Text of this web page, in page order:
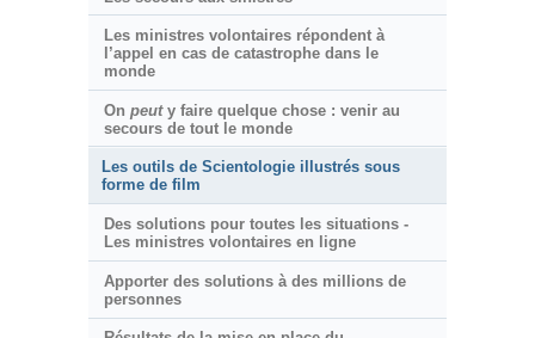
Les ministres volontaires répondent à
l’appel en cas de catastrophe dans le
monde
On peuty faire quelque chose : venir au
secours de tout le monde
Les outils de Scientologie illustrés sous
forme de film
Des solutions pour toutes les situations -
Les ministres volontaires en ligne
Apporter des solutions à des millions de
personnes